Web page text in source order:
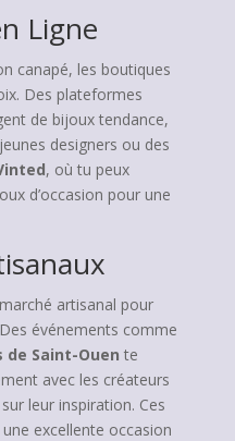
Ligne
canapé, les boutiques
Des plateformes
de bijoux tendance,
designers ou des
, où tu peux
d’occasion pour une
marché artisanal pour
événements comme
de Saint-Ouen te
avec les créateurs
leur inspiration. Ces
excellente occasion